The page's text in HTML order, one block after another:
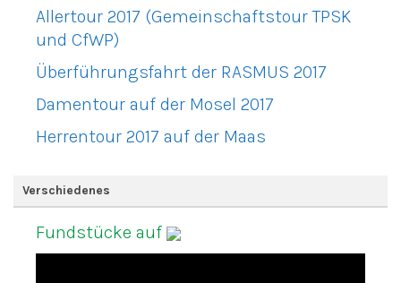
Allertour 2017 (Gemeinschaftstour TPSK
und CfWP)
Überführungsfahrt der RASMUS 2017
Damentour auf der Mosel 2017
Herrentour 2017 auf der Maas
Verschiedenes
Fundstücke auf